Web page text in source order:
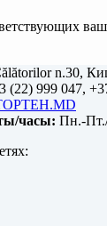
n.30,
(22) 999 047,
часы: Пн.-